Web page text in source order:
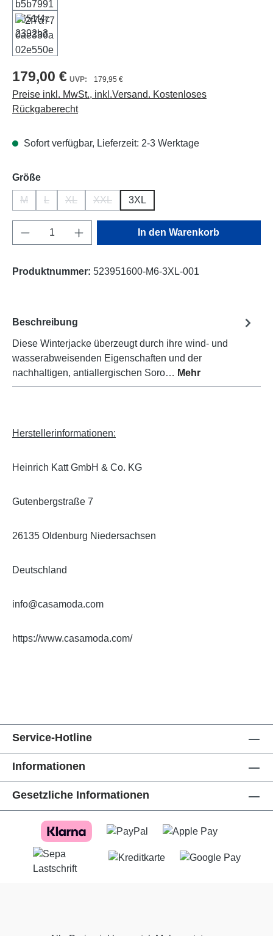
179,00 € 179,95 €
Preise inkl. MwSt., inkl.Versand. Kostenloses
Rückgaberecht
Sofort verfügbar, Lieferzeit: 2-3 Werktage
Größeauswählen
M
(Diese Option ist zurzeit nicht verfügbar.)
L
(Diese Option ist zurzeit nicht verfügbar.)
XL
(Diese Option ist zurzeit nicht verfügbar.)
XXL
(Diese Option ist zurzeit nicht verfügbar.)
3XL
Produkt Anzahl: Gib den gewünschten
In den Warenkorb
Produktnummer: 523951600-M6-3XL-001
Beschreibung
Diese Winterjacke überzeugt durch ihre wind- und
wasserabweisenden Eigenschaften und der
nachhaltigen, antiallergischen Soro… Mehr
Herstellerinformationen:
Heinrich Katt GmbH & Co. KG
Gutenbergstraße 7
26135 Oldenburg Niedersachsen
Deutschland
info@casamoda.com
https://www.casamoda.com/
Service-Hotline
Informationen
Gesetzliche Informationen